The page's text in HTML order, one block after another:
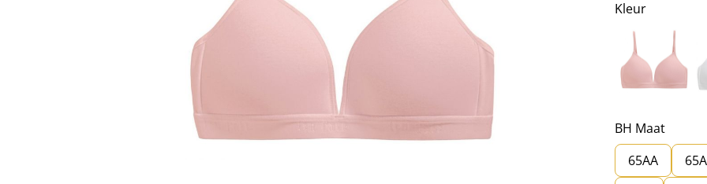
Kleur
BH Maat
65AA
65A